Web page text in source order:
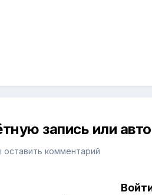
запись или
комментарий